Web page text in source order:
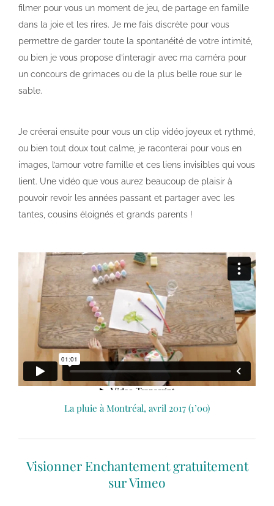
filmer pour vous un moment de jeu, de partage en famille
dans la joie et les rires. Je me fais discrète pour vous
permettre de garder toute la spontanéité de votre intimité,
ou bien je vous propose d’interagir avec ma caméra pour
un concours de grimaces ou de la plus belle roue sur le
sable.
Je créerai ensuite pour vous un clip vidéo joyeux et rythmé,
ou bien tout doux tout calme, je raconterai pour vous en
images, l’amour votre famille et ces liens invisibles qui vous
lient. Une vidéo que vous aurez beaucoup de plaisir à
pouvoir revoir les années passant et partager avec les
tantes, cousins éloignés et grands parents !
La pluie à Montréal, avril 2017 (1’00)
Visionner Enchantement gratuitement
sur Vimeo